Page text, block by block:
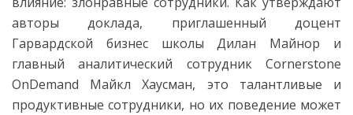
авторы доклада, приглашенный доцент
Гарвардской бизнес школы Дилан Майнор и
главный аналитический сотрудник Cornerstone
OnDemand Майкл Хаусман, это талантливые и
продуктивные сотрудники, но их поведение может